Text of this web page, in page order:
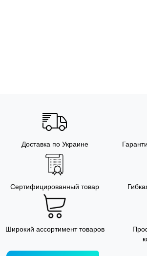
Доставка по Украине
Сертифицированный товар
Широкий ассортимент товаров